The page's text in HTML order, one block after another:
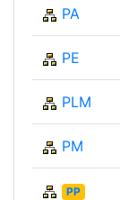
PA
PE
PLM
PM
PP